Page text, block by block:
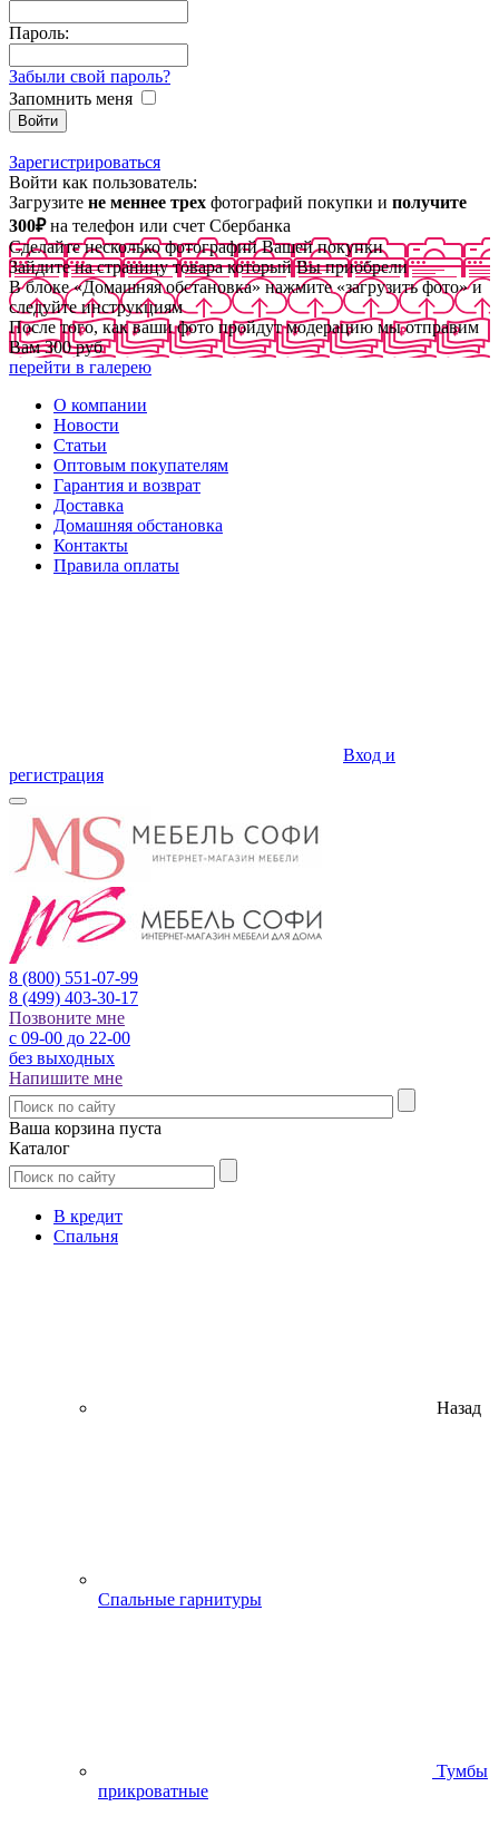
Пароль:
Забыли свой пароль?
Запомнить меня
Зарегистрироваться
Войти как пользователь:
Загрузите не меннее трех фотографий покупки и получите
300₽на телефон или счет Сбербанка
Сделайте несколько фотографий Вашей покупки
Зайдите на страницу товара который Вы приобрели
В блоке «Домашняя обстановка» нажмите «загрузить фото» и
следуйте инструкциям
После того, как ваши фото пройдут модерацию мы отправим
Вам 300 руб
перейти в галерею
О компании
Новости
Статьи
Оптовым покупателям
Гарантия и возврат
Доставка
Домашняя обстановка
Контакты
Правила оплаты
Вход и
регистрация
8 (800) 551-07-99
8 (499) 403-30-17
Позвоните мне
с 09-00 до 22-00
без выходных
Напишите мне
Ваша корзина пуста
Каталог
В кредит
Спальня
Назад
Спальные гарнитуры
Тумбы
прикроватные